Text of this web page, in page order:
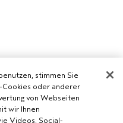
stimmen Sie
oder anderer
von Webseiten
wir Ihnen
Videos, Social-